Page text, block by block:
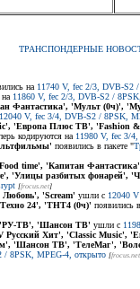
ТРАНСПОНДЕРНЫЕ
на 11740 V, fec 2/3, DVB-S2
11860 V, fec 2/3, DVB-S2 /
Фантастика', 'Мульт (0ч)',
12040 V, fec 3/4, DVB-S2 / 8PSK,
'Европа Плюс ТВ', 'Fashion
кодируются на 11980 V, fec 3/
появились в пакете "
time', 'Капитан
'Улицы разбитых фонарей',
[frocus.net]
'Scream' ушли с 12040 V
24', 'ТНТ4 (0ч)' появились
'РУ-ТВ', 'Шансон ТВ' ушли с
Русский Хит', 'Classic
'Шансон ТВ', 'ТелеМаг',
/ 8PSK, MPEG-4, открыто [frocus.net